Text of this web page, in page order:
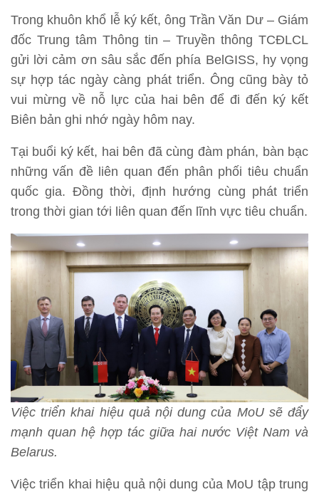
Trong khuôn khổ lễ ký kết, ông Trần Văn Dư – Giám
đốc Trung tâm Thông tin – Truyền thông TCĐLCL
gửi lời cảm ơn sâu sắc đến phía BelGISS, hy vọng
sự hợp tác ngày càng phát triển. Ông cũng bày tỏ
vui mừng về nỗ lực của hai bên để đi đến ký kết
Biên bản ghi nhớ ngày hôm nay.
Tại buổi ký kết, hai bên đã cùng đàm phán, bàn bạc
những vấn đề liên quan đến phân phối tiêu chuẩn
quốc gia. Đồng thời, định hướng cùng phát triển
trong thời gian tới liên quan đến lĩnh vực tiêu chuẩn.
Việc triển khai hiệu quả nội dung của MoU sẽ đẩy
mạnh quan hệ hợp tác giữa hai nước Việt Nam và
Belarus.
Việc triển khai hiệu quả nội dung của MoU tập trung